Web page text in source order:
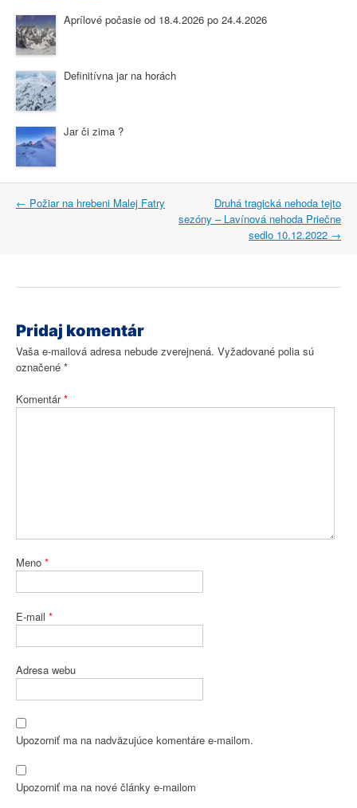
Aprílové počasie od 18.4.2026 po 24.4.2026
Definitívna jar na horách
Jar či zima ?
Post
← Požiar na hrebeni Malej Fatry
Druhá tragická nehoda tejto
sezóny – Lavínová nehoda Priečne
sedlo 10.12.2022 →
Pridaj komentár
Vaša e-mailová adresa nebude zverejnená. Vyžadované polia sú
označené *
Komentár*
Meno *
E-mail *
Adresa webu
Upozorniť ma na nadväzujúce komentáre e-mailom.
Upozorniť ma na nové články e-mailom